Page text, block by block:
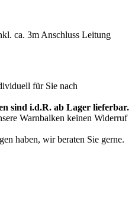
ca. 3m Anschluss Leitung
für Sie nach
sind i.d.R. ab Lager lieferbar.
Warnbalken keinen Widerruf
haben, wir beraten Sie gerne.